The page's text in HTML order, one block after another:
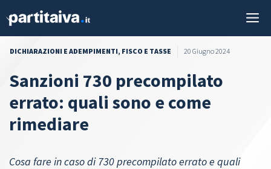
DICHIARAZIONI E ADEMPIMENTI, FISCO E TASSE 20 Giugno 2024
Sanzioni 730 precompilato
errato: quali sono e come
rimediare
Cosa fare in caso di 730 precompilato errato e quali